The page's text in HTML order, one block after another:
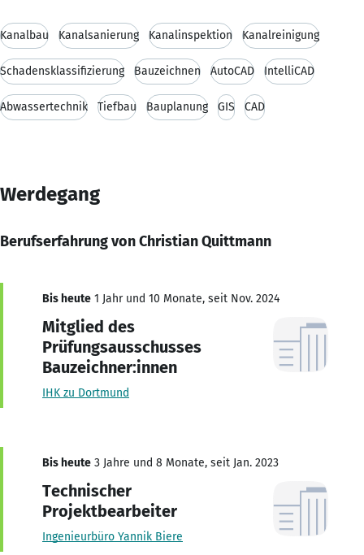
Kanalbau Kanalsanierung Kanalinspektion Kanalreinigung
Schadensklassifizierung Bauzeichnen AutoCAD IntelliCAD
Abwassertechnik Tiefbau Bauplanung GIS CAD
Werdegang
Berufserfahrung von Christian Quittmann
Bis heute 1 Jahr und 10 Monate, seit Nov. 2024
Mitglied des
Prüfungsausschusses
Bauzeichner:innen
IHK zu Dortmund
Bis heute 3 Jahre und 8 Monate, seit Jan. 2023
Technischer
Projektbearbeiter
Ingenieurbüro Yannik Biere